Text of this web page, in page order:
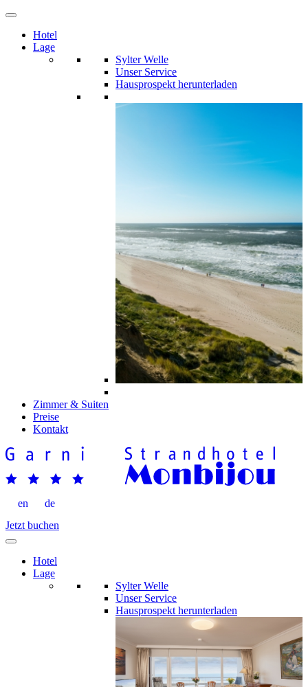
Zum
springenHotel
Lage
Sylter Welle
Unser Service
Hausprospekt herunterladen
Zimmer & Suiten
Preise
Kontakt
en
de
Jetzt buchen
Hotel
Lage
Sylter Welle
Unser Service
Hausprospekt herunterladen